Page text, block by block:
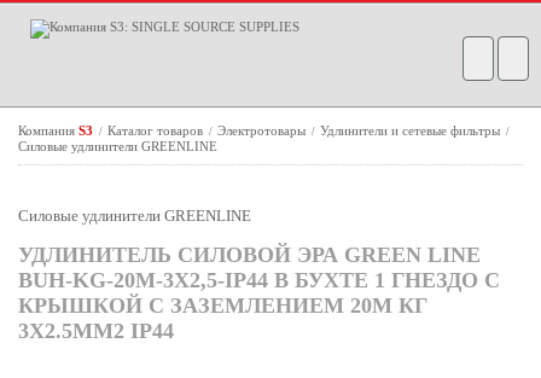
Компания S3 / Каталог товаров / Электротовары / Удлинители и сетевые фильтры /
Силовые удлинители GREENLINE
Силовые удлинители GREENLINE
УДЛИНИТЕЛЬ СИЛОВОЙ ЭРА GREEN LINE
BUH-KG-20M-3X2,5-IP44 В БУХТЕ 1 ГНЕЗДО С
КРЫШКОЙ С ЗАЗЕМЛЕНИЕМ 20М КГ
3X2.5ММ2 IP44